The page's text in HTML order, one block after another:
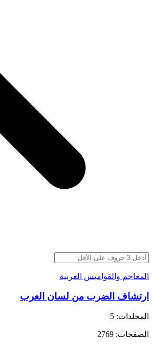
المعاجم والقواميس العربية
ارتشاف الضرب من لسان العرب
المجلدات: 5
الصفحات: 2769